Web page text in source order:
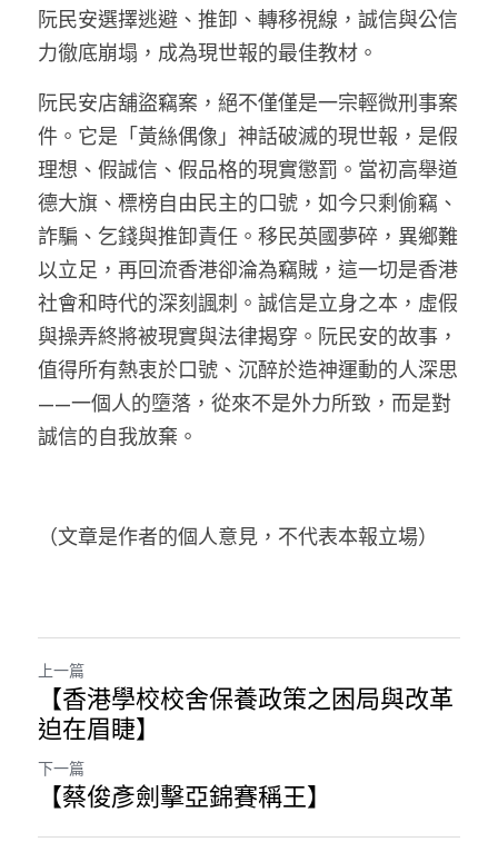
阮民安選擇逃避、推卸、轉移視線，誠信與公信
力徹底崩塌，成為現世報的最佳教材。
阮民安店舖盜竊案，絕不僅僅是一宗輕微刑事案
件。它是「黃絲偶像」神話破滅的現世報，是假
理想、假誠信、假品格的現實懲罰。當初高舉道
德大旗、標榜自由民主的口號，如今只剩偷竊、
詐騙、乞錢與推卸責任。移民英國夢碎，異鄉難
以立足，再回流香港卻淪為竊賊，這一切是香港
社會和時代的深刻諷刺。誠信是立身之本，虛假
與操弄終將被現實與法律揭穿。阮民安的故事，
值得所有熱衷於口號、沉醉於造神運動的人深思
——一個人的墮落，從來不是外力所致，而是對
誠信的自我放棄。
（文章是作者的個人意見，不代表本報立場）
上一篇
【香港學校校舍保養政策之困局與改革
迫在眉睫】
下一篇
【蔡俊彥劍擊亞錦賽稱王】